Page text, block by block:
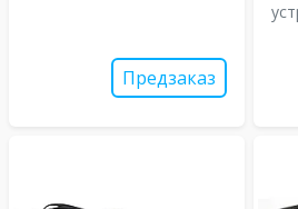
Предзаказ